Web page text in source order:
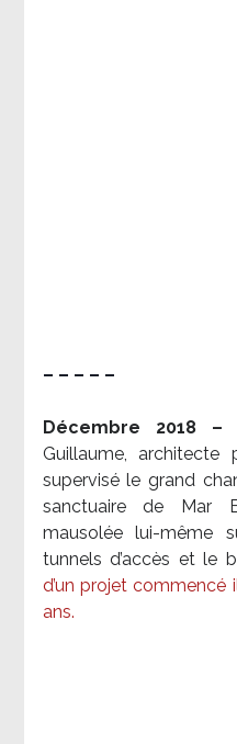
– – – – –
Décembre 2018 –
Guillaume,
supervisé le grand
sanctuaire de Mar
mausolée lui-même
tunnels d’accès et le
d’un projet
ans.